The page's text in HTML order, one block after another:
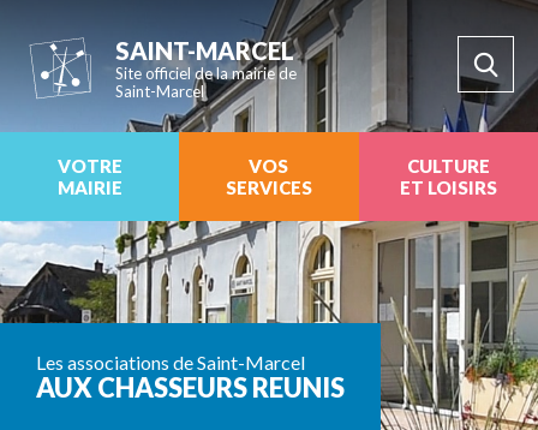
SAINT-MARCEL
Site officiel de la mairie de
Saint-Marcel
VOTRE
MAIRIE
VOS
SERVICES
CULTURE
ET LOISIRS
Les associations de Saint-Marcel
AUX CHASSEURS REUNIS